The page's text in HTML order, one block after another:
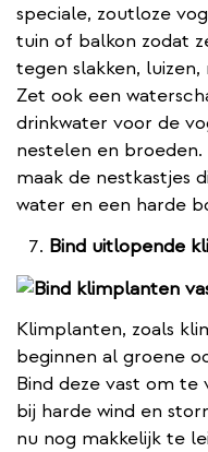
speciale, zoutloze
tuin of balkon zodat
tegen slakken,
Zet ook een
drinkwater voor de
nestelen en
maak de nestkastjes
water en een harde
Bind uitlopende
Klimplanten, zoals
beginnen al groene
Bind deze vast om te
bij harde wind en
nu nog makkelijk te